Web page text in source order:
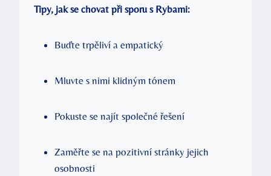
Tipy, jak se chovat při sporu s Rybami:
Buďte trpěliví a empatický
Mluvte s nimi klidným tónem
Pokuste se najít společné řešení
Zaměřte se na pozitivní stránky jejich
osobnosti